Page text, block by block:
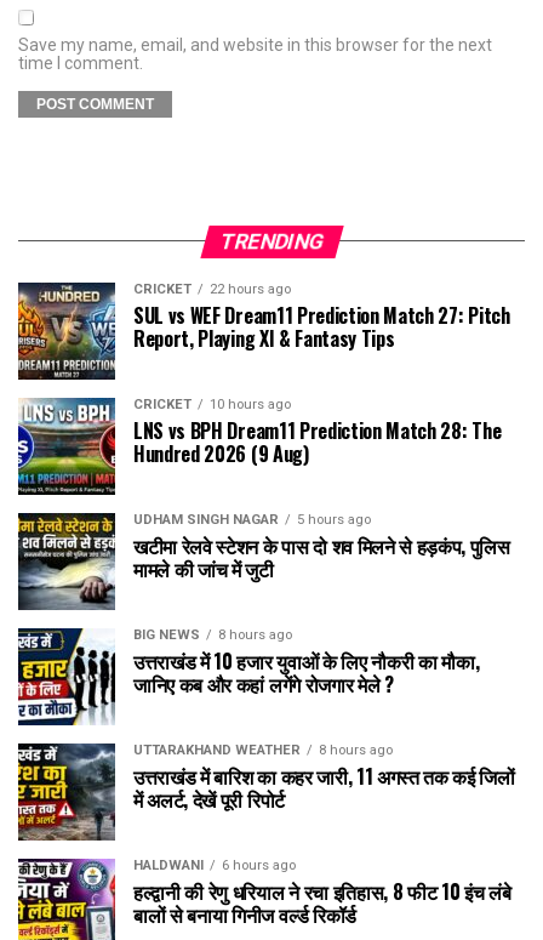
Save my name, email, and website in this browser for the next
time I comment.
TRENDING
CRICKET 22 hours ago
SUL vs WEF Dream11 Prediction Match 27: Pitch
Report, Playing XI & Fantasy Tips
CRICKET 10 hours ago
LNS vs BPH Dream11 Prediction Match 28: The
Hundred 2026 (9 Aug)
UDHAM SINGH NAGAR 5 hours ago
खटीमा रेलवे स्टेशन के पास दो शव मिलने से हड़कंप, पुलिस
मामले की जांच में जुटी
BIG NEWS 8 hours ago
उत्तराखंड में 10 हजार युवाओं के लिए नौकरी का मौका,
जानिए कब और कहां लगेंगे रोजगार मेले ?
UTTARAKHAND WEATHER 8 hours ago
उत्तराखंड में बारिश का कहर जारी, 11 अगस्त तक कई जिलों
में अलर्ट, देखें पूरी रिपोर्ट
HALDWANI 6 hours ago
हल्द्वानी की रेणु धरियाल ने रचा इतिहास, 8 फीट 10 इंच लंबे
बालों से बनाया गिनीज वर्ल्ड रिकॉर्ड